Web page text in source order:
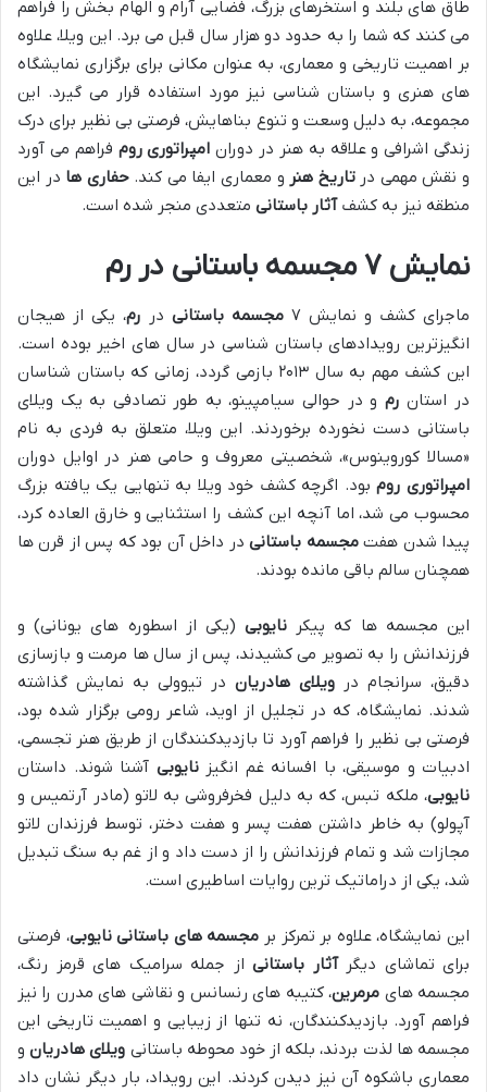
طاق های بلند و استخرهای بزرگ، فضایی آرام و الهام بخش را فراهم
می کنند که شما را به حدود دو هزار سال قبل می برد. این ویلا، علاوه
بر اهمیت تاریخی و معماری، به عنوان مکانی برای برگزاری نمایشگاه
های هنری و باستان شناسی نیز مورد استفاده قرار می گیرد. این
مجموعه، به دلیل وسعت و تنوع بناهایش، فرصتی بی نظیر برای درک
زندگی اشرافی و علاقه به هنر در دوران امپراتوری روم فراهم می آورد
و نقش مهمی درتاریخ هنر و معماری ایفا می کند.حفاری ها در این
منطقه نیز به کشفآثار باستانی متعددی منجر شده است.
نمایش ۷ مجسمه باستانی در رم
ماجرای کشف و نمایش ۷ مجسمه باستانی در رم، یکی از هیجان
انگیزترین رویدادهای باستان شناسی در سال های اخیر بوده است.
این کشف مهم به سال ۲۰۱۳ بازمی گردد، زمانی که باستان شناسان
در استان رم و در حوالی سیامپینو، به طور تصادفی به یک ویلای
باستانی دست نخورده برخوردند. این ویلا، متعلق به فردی به نام
«مسالا کوروینوس»، شخصیتی معروف و حامی هنر در اوایل دوران
امپراتوری رومبود. اگرچه کشف خود ویلا به تنهایی یک یافته بزرگ
محسوب می شد، اما آنچه این کشف را استثنایی و خارق العاده کرد،
پیدا شدن هفتمجسمه باستانیدر داخل آن بود که پس از قرن ها
همچنان سالم باقی مانده بودند.
این مجسمه ها که پیکر نایوبی(یکی از اسطوره های یونانی) و
فرزندانش را به تصویر می کشیدند، پس از سال ها مرمت و بازسازی
دقیق، سرانجام در ویلای هادریان در تیوولی به نمایش گذاشته
شدند. نمایشگاه، که در تجلیل از اوید، شاعر رومی برگزار شده بود،
فرصتی بی نظیر را فراهم آورد تا بازدیدکنندگان از طریق هنر تجسمی،
ادبیات و موسیقی، با افسانه غم انگیزنایوبی آشنا شوند. داستان
نایوبی، ملکه تبس، که به دلیل فخرفروشی به لاتو (مادر آرتمیس و
آپولو) به خاطر داشتن هفت پسر و هفت دختر، توسط فرزندان لاتو
مجازات شد و تمام فرزندانش را از دست داد و از غم به سنگ تبدیل
شد، یکی از دراماتیک ترین روایات اساطیری است.
این نمایشگاه، علاوه بر تمرکز بر مجسمه های باستانی نایوبی، فرصتی
برای تماشای دیگرآثار باستانی از جمله سرامیک های قرمز رنگ،
مجسمه های مرمرین، کتیبه های رنسانس و نقاشی های مدرن را نیز
فراهم آورد. بازدیدکنندگان، نه تنها از زیبایی و اهمیت تاریخی این
مجسمه ها لذت بردند، بلکه از خود محوطه باستانی ویلای هادریانو
معماری باشکوه آن نیز دیدن کردند. این رویداد، بار دیگر نشان داد